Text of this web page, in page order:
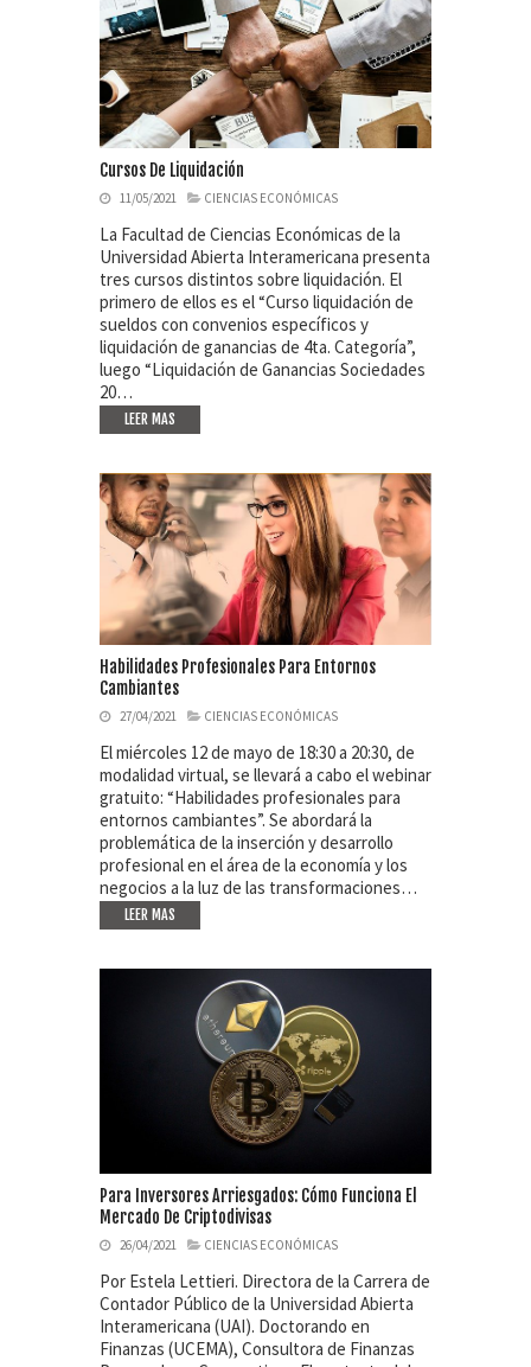
Cursos De Liquidación
11/05/2021 CIENCIAS ECONÓMICAS
La Facultad de Ciencias Económicas de la
Universidad Abierta Interamericana presenta
tres cursos distintos sobre liquidación. El
primero de ellos es el “Curso liquidación de
sueldos con convenios específicos y
liquidación de ganancias de 4ta. Categoría”,
luego “Liquidación de Ganancias Sociedades
20…
LEER MAS
Habilidades Profesionales Para Entornos
Cambiantes
27/04/2021 CIENCIAS ECONÓMICAS
El miércoles 12 de mayo de 18:30 a 20:30, de
modalidad virtual, se llevará a cabo el webinar
gratuito: “Habilidades profesionales para
entornos cambiantes”. Se abordará la
problemática de la inserción y desarrollo
profesional en el área de la economía y los
negocios a la luz de las transformaciones…
LEER MAS
Para Inversores Arriesgados: Cómo Funciona El
Mercado De Criptodivisas
26/04/2021 CIENCIAS ECONÓMICAS
Por Estela Lettieri. Directora de la Carrera de
Contador Público de la Universidad Abierta
Interamericana (UAI). Doctorando en
Finanzas (UCEMA), Consultora de Finanzas